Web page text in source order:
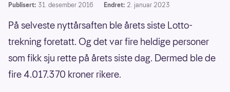
Publisert: 31. desember 2016 Endret: 2. januar 2023
På selveste nyttårsaften ble årets siste Lotto-
trekning foretatt. Og det var fire heldige personer
som fikk sju rette på årets siste dag. Dermed ble de
fire 4.017.370 kroner rikere.